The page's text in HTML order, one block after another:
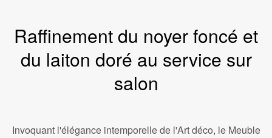
Raffinement du noyer foncé et
du laiton doré au service sur
salon
Invoquant l'élégance intemporelle de l'Art déco, le Meuble